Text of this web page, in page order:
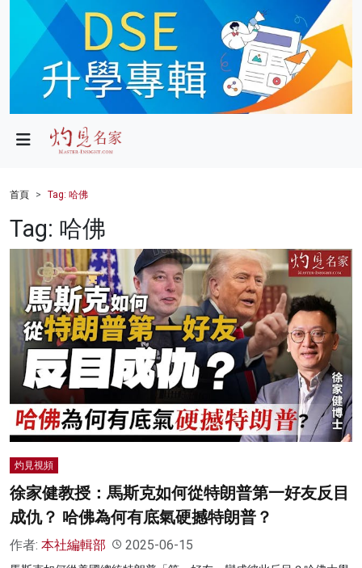
政局
財經
健康
商業
科技
影片
名家榜
灼見活動
首頁 Tag: 哈佛
Tag: 哈佛
灼見視頻
徐家健教授：馬斯克如何從特朗普第一好友反目
成仇？ 哈佛為何有底氣硬撼特朗普？
作者: 本社編輯部 2025-06-15